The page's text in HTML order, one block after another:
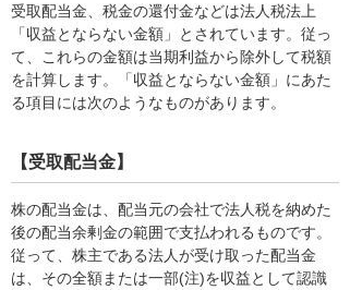
受取配当金、税金の還付金などは法人税法上
「収益とならない金額」とされています。従っ
て、これらの金額は当期利益から除外して税額
を計算します。「収益とならない金額」にあた
る項目には次のようなものがあります。
【受取配当金】
株の配当金は、配当元の会社で法人税を納めた
後の配当余剰金の範囲で支払われるものです。
従って、株主である法人が受け取った配当金
は、その全額または一部(注)を収益として認識